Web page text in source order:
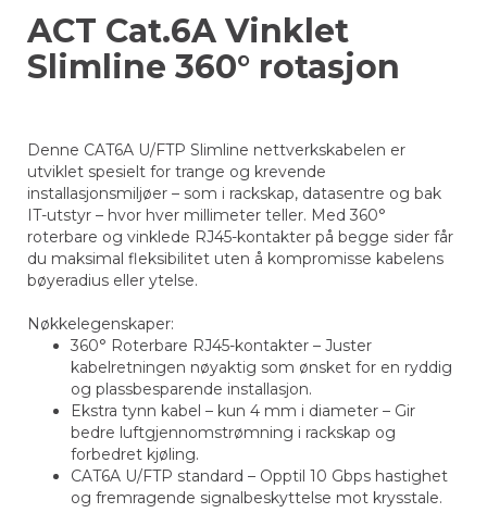
ACT Cat.6A Vinklet
Slimline 360° rotasjon
Denne CAT6A U/FTP Slimline nettverkskabelen er
utviklet spesielt for trange og krevende
installasjonsmiljøer – som i rackskap, datasentre og bak
IT-utstyr – hvor hver millimeter teller. Med 360°
roterbare og vinklede RJ45-kontakter på begge sider får
du maksimal fleksibilitet uten å kompromisse kabelens
bøyeradius eller ytelse.
Nøkkelegenskaper:
360° Roterbare RJ45-kontakter – Juster
kabelretningen nøyaktig som ønsket for en ryddig
og plassbesparende installasjon.
Ekstra tynn kabel – kun 4 mm i diameter – Gir
bedre luftgjennomstrømning i rackskap og
forbedret kjøling.
CAT6A U/FTP standard – Opptil 10 Gbps hastighet
og fremragende signalbeskyttelse mot krysstale.